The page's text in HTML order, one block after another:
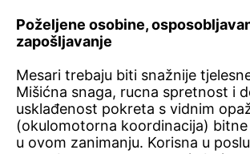
Poželjene osobine,
zapošljavanje
Mesari trebaju biti snažnije
Mišićna snaga, rucna spretnost i
usklađenost pokreta s vidnim
(okulomotorna koordinacija) bitne
u ovom zanimanju. Korisna u